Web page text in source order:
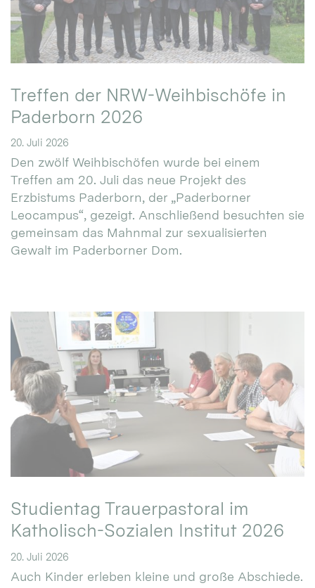
Treffen der NRW-Weihbischöfe in
Paderborn 2026
20. Juli 2026
Den zwölf Weihbischöfen wurde bei einem
Treffen am 20. Juli das neue Projekt des
Erzbistums Paderborn, der „Paderborner
Leocampus“, gezeigt. Anschließend besuchten sie
gemeinsam das Mahnmal zur sexualisierten
Gewalt im Paderborner Dom.
Studientag Trauerpastoral im
Katholisch-Sozialen Institut 2026
20. Juli 2026
Auch Kinder erleben kleine und große Abschiede.